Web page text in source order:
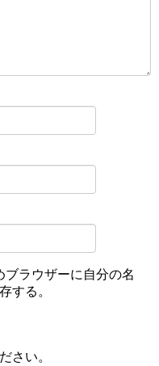
ラウザーに自分の名
する。
さい。